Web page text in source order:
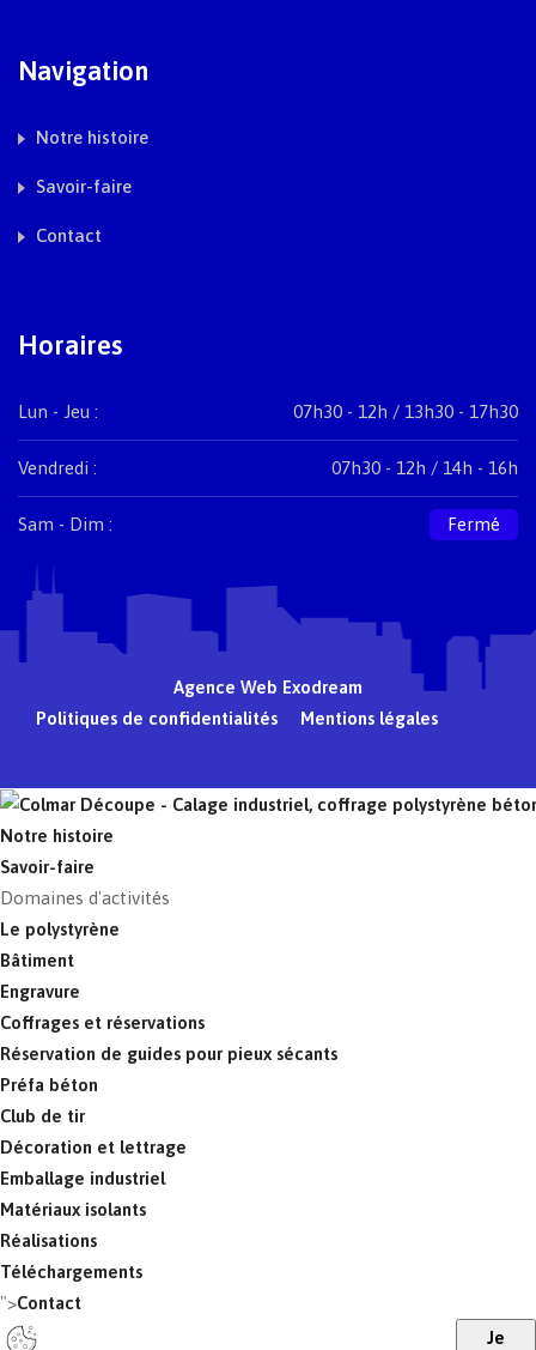
Navigation
Notre histoire
Savoir-faire
Contact
Horaires
Lun - Jeu : 07h30 - 12h / 13h30 - 17h30
Vendredi : 07h30 - 12h / 14h - 16h
Sam - Dim : Fermé
Agence Web Exodream
Politiques de confidentialités
Mentions légales
Notre histoire
Savoir-faire
Domaines d'activités
Le polystyrène
Bâtiment
Engravure
Coffrages et réservations
Réservation de guides pour pieux sécants
Préfa béton
Club de tir
Décoration et lettrage
Emballage industriel
Matériaux isolants
Réalisations
Téléchargements
">Contact
Je